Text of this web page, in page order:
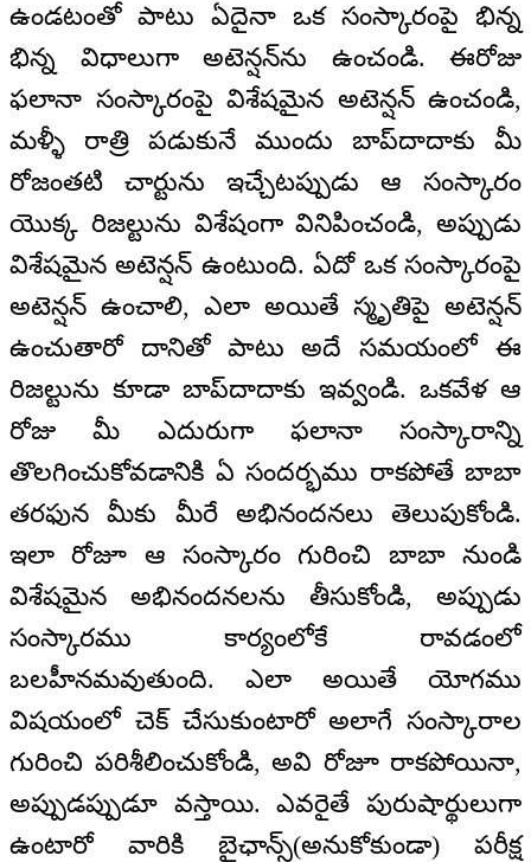
ఉండటంతో పాటు ఏదైనా ఒక సంస్కారంపై భిన్న
భిన్న విధాలుగా అటెన్షన్‌ను ఉంచండి. ఈరోజు
ఫలానా సంస్కారంపై విశేషమైన అటెన్షన్ ఉంచండి,
మళ్ళీ రాత్రి పడుకునే ముందు బాప్‌దాదాకు మీ
రోజంతటి చార్టును ఇచ్చేటప్పుడు ఆ సంస్కారం
యొక్క రిజల్టును విశేషంగా వినిపించండి, అప్పుడు
విశేషమైన అటెన్షన్ ఉంటుంది. ఏదో ఒక సంస్కారంపై
అటెన్షన్ ఉంచాలి, ఎలా అయితే స్మృతిపై అటెన్షన్
ఉంచుతారో దానితో పాటు అదే సమయంలో ఈ
రిజల్టును కూడా బాప్‌దాదాకు ఇవ్వండి. ఒకవేళ ఆ
రోజు మీ ఎదురుగా ఫలానా సంస్కారాన్ని
తొలగించుకోవడానికి ఏ సందర్భము రాకపోతే బాబా
తరఫున మీకు మీరే అభినందనలు తెలుపుకోండి.
ఇలా రోజూ ఆ సంస్కారం గురించి బాబా నుండి
విశేషమైన అభినందనలను తీసుకోండి, అప్పుడు
సంస్కారము కార్యంలోకే రావడంలో
బలహీనమవుతుంది. ఎలా అయితే యోగము
విషయంలో చెక్ చేసుకుంటారో అలాగే సంస్కారాల
గురించి పరిశీలించుకోండి, అవి రోజూ రాకపోయినా,
అప్పుడప్పుడూ వస్తాయి. ఎవరైతే పురుషార్థులుగా
ఉంటారో వారికి బైఛాన్స్(అనుకోకుండా) పరీక్ష